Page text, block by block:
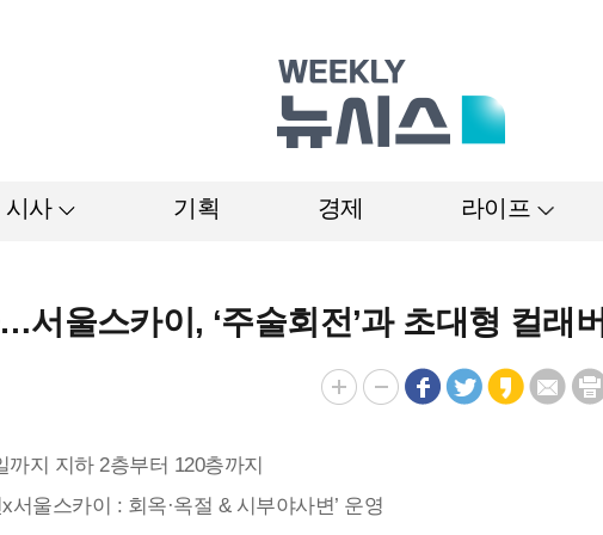
시사 기획 경제 라이프
서울스카이, ‘주술회전’과 초대형 컬래버
까지 지하 2층부터 120층까지
서울스카이 : 회옥·옥절 & 시부야사변’ 운영